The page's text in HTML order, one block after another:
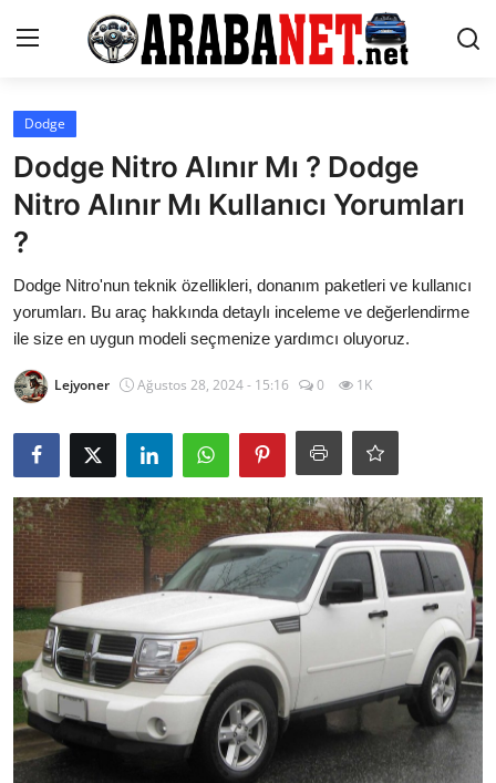
Giriş yapmak
Anasayfa
İletişim
Araba Markaları
Paketler
Karşılaştırmalar
Kronik Sorunlar
Bakım & Arıza Çözümleri
İkinci El & Ekspertiz
Muayene & Emisyon
Trafik Cezaları & Mevzuat
Ehliyet & Ruhsat İşlemleri
Sigorta & Kasko
Yakıt, LPG & Elektrikli
Dodge
Dodge Nitro Alınır Mı ? Dodge
Nitro Alınır Mı Kullanıcı Yorumları
?
Dodge Nitro'nun teknik özellikleri, donanım paketleri ve kullanıcı
yorumları. Bu araç hakkında detaylı inceleme ve değerlendirme
ile size en uygun modeli seçmenize yardımcı oluyoruz.
Lejyoner Ağustos 28, 2024 - 15:16 0 1K